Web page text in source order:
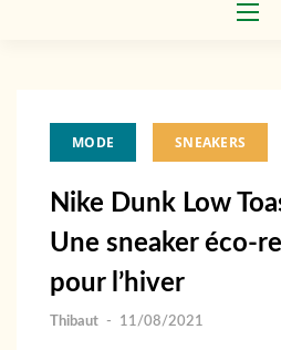
MODE SNEAKERS
Nike Dunk Low
Une sneaker éco-
pour l’hiver
Thibaut - 11/08/2021